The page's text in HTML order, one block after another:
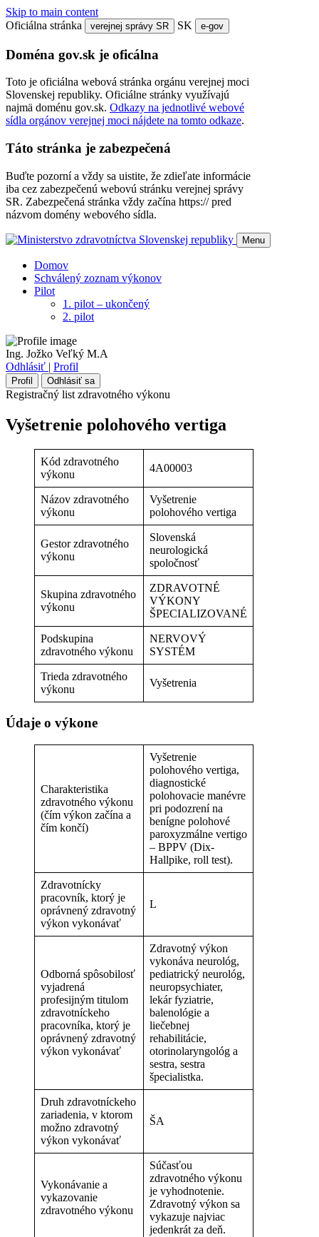
Skip to main content
Oficiálna stránka
verejnej správy SR SK e-gov
Doména gov.sk je oficálna
Toto je oficiálna webová stránka orgánu verejnej moci
Slovenskej republiky. Oficiálne stránky využívajú
najmä doménu gov.sk. Odkazy na jednotlivé webové
sídla orgánov verejnej moci nájdete na tomto odkaze.
Táto stránka je zabezpečená
Buďte pozorní a vždy sa uistite, že zdieľate informácie
iba cez zabezpečenú webovú stránku verejnej správy
SR. Zabezpečená stránka vždy začína https:// pred
názvom domény webového sídla.
Menu
Domov
Schválený zoznam výkonov
Pilot
1. pilot – ukončený
2. pilot
Ing. Jožko Veľký M.A
Odhlásiť | Profil
Profil Odhlásiť sa
Registračný list zdravotného výkonu
Vyšetrenie polohového vertiga
Kód zdravotného
výkonu
4A00003
Názov zdravotného
výkonu
Vyšetrenie
polohového vertiga
Gestor zdravotného
výkonu
Slovenská
neurologická
spoločnosť
Skupina zdravotného
výkonu
ZDRAVOTNÉ
VÝKONY
ŠPECIALIZOVANÉ
Podskupina
zdravotného výkonu
NERVOVÝ
SYSTÉM
Trieda zdravotného
výkonu
Vyšetrenia
Údaje o výkone
Charakteristika
zdravotného výkonu
(čím výkon začína a
čím končí)
Vyšetrenie
polohového vertiga,
diagnostické
polohovacie manévre
pri podozrení na
benígne polohové
paroxyzmálne vertigo
– BPPV (Dix-
Hallpike, roll test).
Zdravotnícky
pracovník, ktorý je
oprávnený zdravotný
výkon vykonávať
L
Odborná spôsobilosť
vyjadrená
profesijným titulom
zdravotníckeho
pracovníka, ktorý je
oprávnený zdravotný
výkon vykonávať
Zdravotný výkon
vykonáva neurológ,
pediatrický neurológ,
neuropsychiater,
lekár fyziatrie,
balenológie a
liečebnej
rehabilitácie,
otorinolaryngológ a
sestra, sestra
špecialistka.
Druh zdravotníckeho
zariadenia, v ktorom
možno zdravotný
výkon vykonávať
ŠA
Vykonávanie a
vykazovanie
zdravotného výkonu
Súčasťou
zdravotného výkonu
je vyhodnotenie.
Zdravotný výkon sa
vykazuje najviac
jedenkrát za deň.